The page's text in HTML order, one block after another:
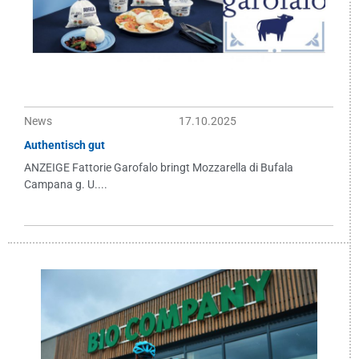
News
17.10.2025
Authentisch gut
ANZEIGE Fattorie Garofalo bringt Mozzarella di Bufala
Campana g. U....